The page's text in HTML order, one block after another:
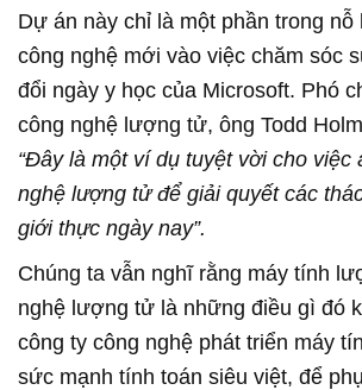
Dự án này chỉ là một phần trong nỗ
công nghệ mới vào việc chăm sóc
đổi ngày y học của Microsoft. Phó
công nghệ lượng tử, ông Todd
“Đây là một ví dụ tuyệt vời cho việc
nghệ lượng tử để giải quyết các
giới thực ngày nay”.
Chúng ta vẫn nghĩ rằng máy tính
nghệ lượng tử là những điều gì đó
công ty công nghệ phát triển máy
sức mạnh tính toán siêu việt, để